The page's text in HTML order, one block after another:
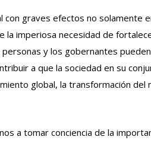
graves efectos no solamente
imperiosa necesidad de
personas y los gobernantes
a que la sociedad en su
global, la transformación
a tomar conciencia de la